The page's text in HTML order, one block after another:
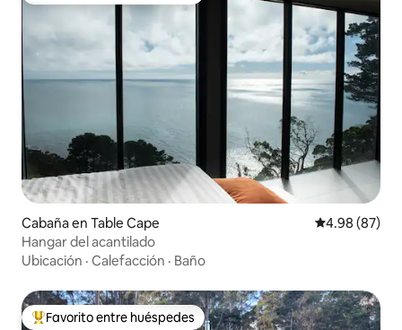
Cabaña en Table Cape Calificación
4.98 (87)
Hangar del acantilado
Ubicación · Calefacción · Baño
Favorito entre huéspedes preferido
Favorito entre huéspedes